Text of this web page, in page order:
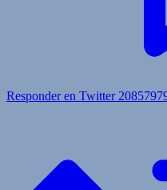
Responder en Twitter